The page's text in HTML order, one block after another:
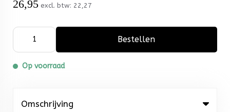
26,95 excl. btw: 22,27
Bestellen
Op voorraad
Omschrijving